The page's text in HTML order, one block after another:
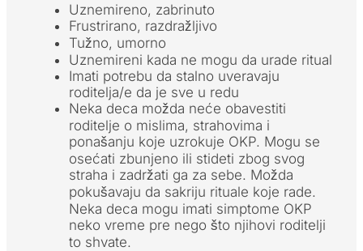
Uznemireno, zabrinuto
Frustrirano, razdražljivo
Tužno, umorno
Uznemireni kada ne mogu da urade ritual
Imati potrebu da stalno uveravaju
roditelja/e da je sve u redu
Neka deca možda neće obavestiti
roditelje o mislima, strahovima i
ponašanju koje uzrokuje OKP. Mogu se
osećati zbunjeno ili stideti zbog svog
straha i zadržati ga za sebe. Možda
pokušavaju da sakriju rituale koje rade.
Neka deca mogu imati simptome OKP
neko vreme pre nego što njihovi roditelji
to shvate.